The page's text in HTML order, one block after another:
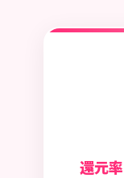
還元